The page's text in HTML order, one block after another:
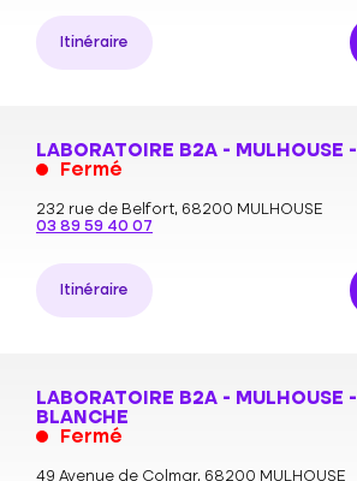
Itinéraire
LABORATOIRE B2A - MULHOUSE
Fermé
232 rue de Belfort, 68200 MULHOUSE
03 89 59 40 07
Itinéraire
LABORATOIRE B2A - MULHOUSE
BLANCHE
Fermé
49 Avenue de Colmar, 68200 MULHOUSE